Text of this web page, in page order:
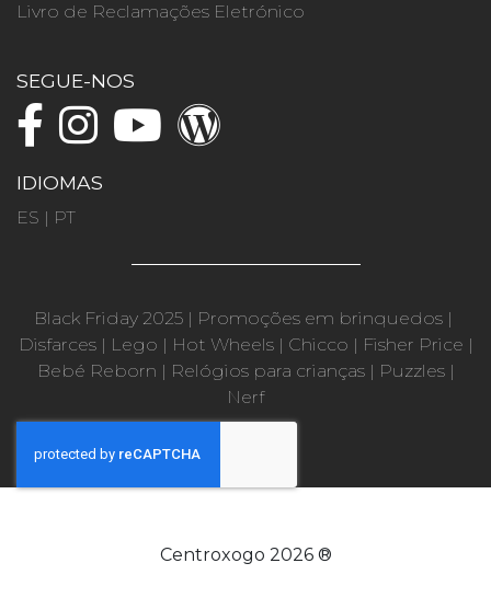
Livro de Reclamações Eletrónico
SEGUE-NOS
IDIOMAS
ES | PT
Black Friday 2025 | Promoções em brinquedos |
Disfarces| Lego | Hot Wheels| Chicco | Fisher Price |
Bebé Reborn | Relógios para crianças| Puzzles|
Nerf
Centroxogo 2026 ®